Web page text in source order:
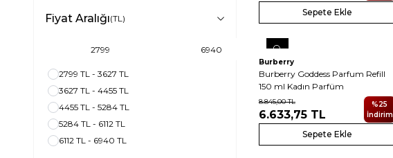
Fiyat Aralığı(TL)
2799 TL - 3627 TL
3627 TL - 4455 TL
4455 TL - 5284 TL
5284 TL - 6112 TL
6112 TL - 6940 TL
Sepete Ekle
Burberry
Burberry Goddess Parfum Refill
150 ml Kadın Parfüm
8.845,00TL
6.633,75 TL
%25
İndirim
Sepete Ekle